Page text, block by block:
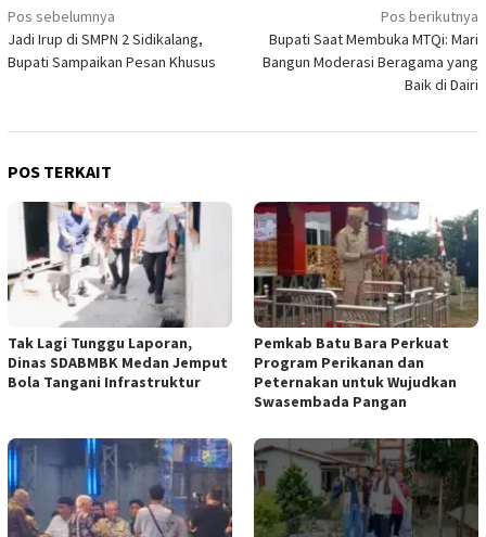
Navigasi
pos
Pos sebelumnya
Jadi Irup di SMPN 2 Sidikalang,
Bupati Sampaikan Pesan Khusus
Pos berikutnya
Bupati Saat Membuka MTQi: Mari
Bangun Moderasi Beragama yang
Baik di Dairi
POS TERKAIT
Tak Lagi Tunggu Laporan,
Dinas SDABMBK Medan Jemput
Bola Tangani Infrastruktur
Pemkab Batu Bara Perkuat
Program Perikanan dan
Peternakan untuk Wujudkan
Swasembada Pangan